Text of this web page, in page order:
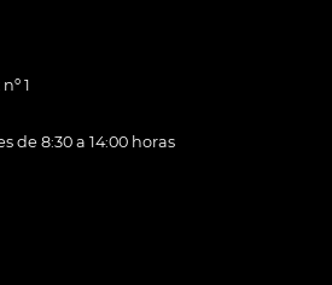
1
de 8:30 a 14:00 horas